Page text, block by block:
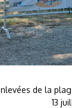
de la
13